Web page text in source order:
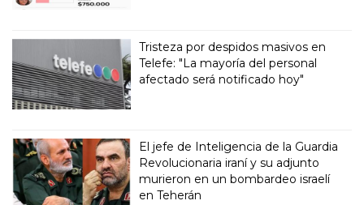
Tristeza por despidos masivos en
Telefe: "La mayoría del personal
afectado será notificado hoy"
El jefe de Inteligencia de la Guardia
Revolucionaria iraní y su adjunto
murieron en un bombardeo israelí
en Teherán